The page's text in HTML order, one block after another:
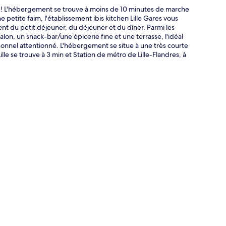
se trouve à moins de 10 minutes de marche
petite faim, l'établissement ibis kitchen Lille Gares vous
du petit déjeuner, du déjeuner et du dîner. Parmi les
un snack-bar/une épicerie fine et une terrasse, l'idéal
attentionné. L'hébergement se situe à une très courte
se trouve à 3 min et Station de métro de Lille-Flandres, à